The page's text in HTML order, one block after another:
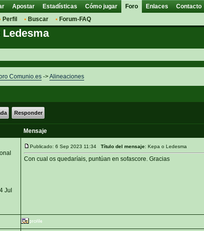
Apostar Estadísticas Cómo jugar
Foro
Perfil Buscar Forum-FAQ
Enlaces Contacto
Ledesma
Comunio.es->Alineaciones
Responder
Mensaje
Jul
Publicado: 6 Sep 2023 11:34 Título del mensaje: Kepa o Ledesma
Con cual os quedaríais, puntúan en sofascore. Gracias